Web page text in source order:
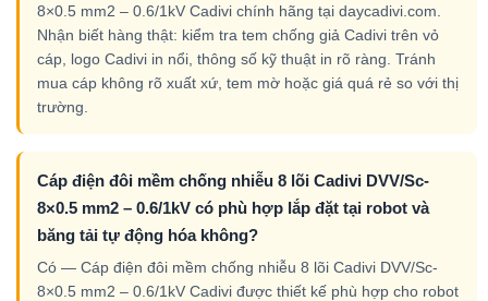
8×0.5 mm2 – 0.6/1kV Cadivi chính hãng tại daycadivi.com.
Nhận biết hàng thật: kiểm tra tem chống giả Cadivi trên vỏ
cáp, logo Cadivi in nổi, thông số kỹ thuật in rõ ràng. Tránh
mua cáp không rõ xuất xứ, tem mờ hoặc giá quá rẻ so với thị
trường.
Cáp điện đôi mềm chống nhiễu 8 lõi Cadivi DVV/Sc-
8×0.5 mm2 – 0.6/1kV có phù hợp lắp đặt tại robot và
băng tải tự động hóa không?
Có — Cáp điện đôi mềm chống nhiễu 8 lõi Cadivi DVV/Sc-
8×0.5 mm2 – 0.6/1kV Cadivi được thiết kế phù hợp cho robot